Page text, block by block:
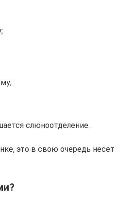
слюноотделение.
это в свою очередь несет